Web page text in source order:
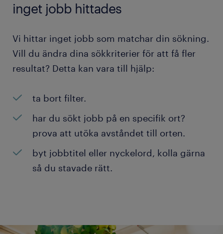
inget jobb hittades
Vi hittar inget jobb som matchar din sökning.
Vill du ändra dina sökkriterier för att få fler
resultat? Detta kan vara till hjälp:
ta bort filter.
har du sökt jobb på en specifik ort?
prova att utöka avståndet till orten.
byt jobbtitel eller nyckelord, kolla gärna
så du stavade rätt.